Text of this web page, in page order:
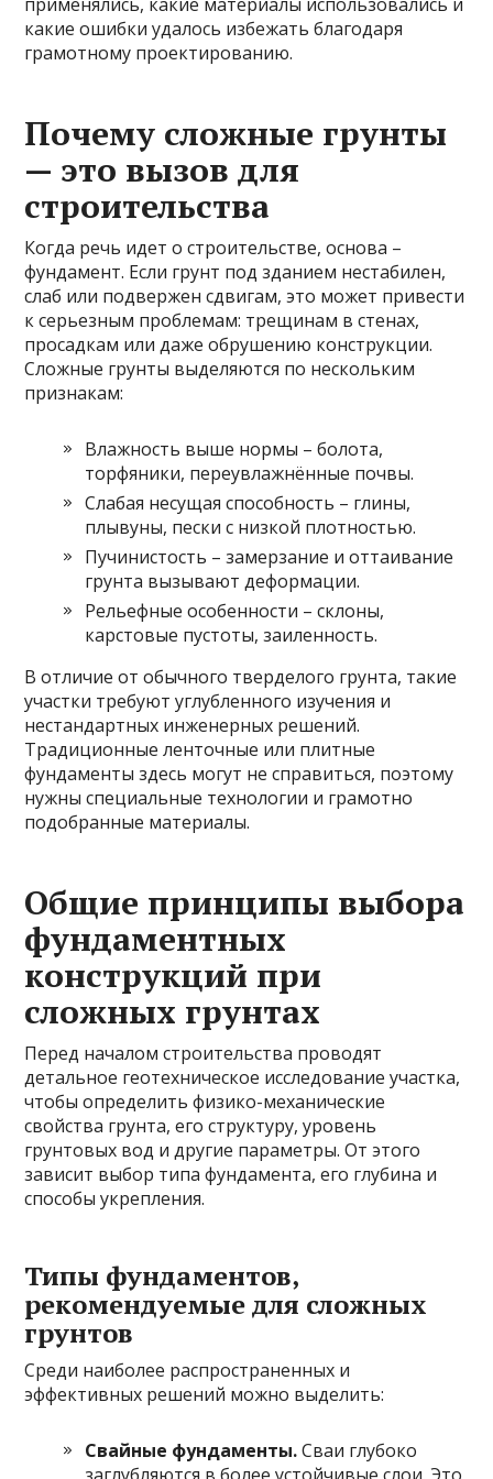
какие ошибки удалось избежать благодаря
грамотному проектированию.
Почему сложные грунты
— это вызов для
строительства
Когда речь идет о строительстве, основа –
фундамент. Если грунт под зданием нестабилен,
слаб или подвержен сдвигам, это может привести
к серьезным проблемам: трещинам в стенах,
просадкам или даже обрушению конструкции.
Сложные грунты выделяются по нескольким
признакам:
Влажность выше нормы – болота,
торфяники, переувлажнённые почвы.
Слабая несущая способность – глины,
плывуны, пески с низкой плотностью.
Пучинистость – замерзание и оттаивание
грунта вызывают деформации.
Рельефные особенности – склоны,
карстовые пустоты, заиленность.
В отличие от обычного тверделого грунта, такие
участки требуют углубленного изучения и
нестандартных инженерных решений.
Традиционные ленточные или плитные
фундаменты здесь могут не справиться, поэтому
нужны специальные технологии и грамотно
подобранные материалы.
Общие принципы выбора
фундаментных
конструкций при
сложных грунтах
Перед началом строительства проводят
детальное геотехническое исследование участка,
чтобы определить физико-механические
свойства грунта, его структуру, уровень
грунтовых вод и другие параметры. От этого
зависит выбор типа фундамента, его глубина и
способы укрепления.
Типы фундаментов,
рекомендуемые для сложных
грунтов
Среди наиболее распространенных и
эффективных решений можно выделить:
Свайные фундаменты.Сваи глубоко
заглубляются в более устойчивые слои. Это